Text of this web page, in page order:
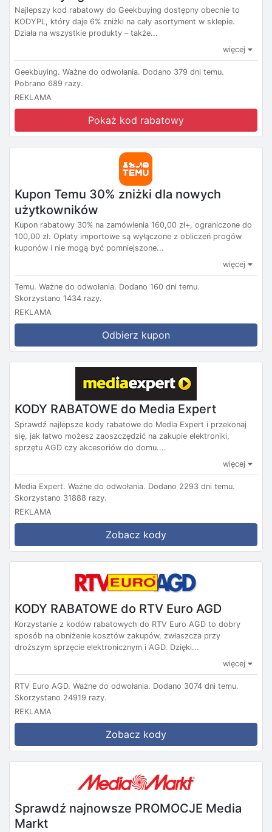
Najlepszy kod rabatowy do Geekbuying dostępny obecnie to
KODYPL, który daje 6% zniżki na cały asortyment w sklepie.
Działa na wszystkie produkty – także...
więcej
Geekbuying. Ważne do odwołania. Dodano 379 dni temu.
Pobrano 689 razy.
REKLAMA
Pokaż kod rabatowy
Kupon Temu 30% zniżki dla nowych
użytkowników
Kupon rabatowy 30% na zamówienia 160,00 zł+, ograniczone do
100,00 zł. Opłaty importowe są wyłączone z obliczeń progów
kuponów i nie mogą być pomniejszone...
więcej
Temu. Ważne do odwołania. Dodano 160 dni temu.
Skorzystano 1434 razy.
REKLAMA
Odbierz kupon
KODY RABATOWE do Media Expert
Sprawdź najlepsze kody rabatowe do Media Expert i przekonaj
się, jak łatwo możesz zaoszczędzić na zakupie elektroniki,
sprzętu AGD czy akcesoriów do domu....
więcej
Media Expert. Ważne do odwołania. Dodano 2293 dni temu.
Skorzystano 31888 razy.
REKLAMA
Zobacz kody
KODY RABATOWE do RTV Euro AGD
Korzystanie z kodów rabatowych do RTV Euro AGD to dobry
sposób na obniżenie kosztów zakupów, zwłaszcza przy
droższym sprzęcie elektronicznym i AGD. Dzięki...
więcej
RTV Euro AGD. Ważne do odwołania. Dodano 3074 dni temu.
Skorzystano 24919 razy.
REKLAMA
Zobacz kody
Sprawdź najnowsze PROMOCJE Media
Markt